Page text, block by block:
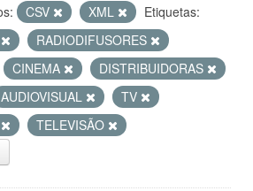
CSV XML
Etiquetas:
RADIODIFUSORES
CINEMA
DISTRIBUIDORAS
AUDIOVISUAL
TV
TELEVISÃO